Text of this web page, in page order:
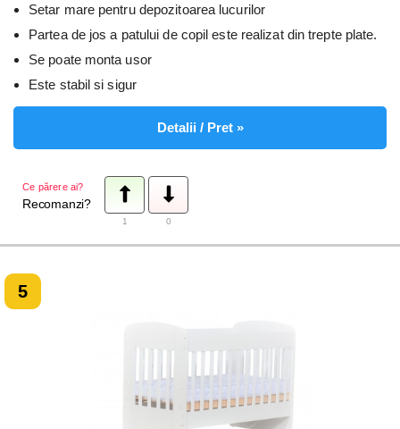
Setar mare pentru depozitoarea lucurilor
Partea de jos a patului de copil este realizat din trepte plate.
Se poate monta usor
Este stabil si sigur
Detalii / Pret »
Ce părere ai?
Recomanzi?
1 0
5